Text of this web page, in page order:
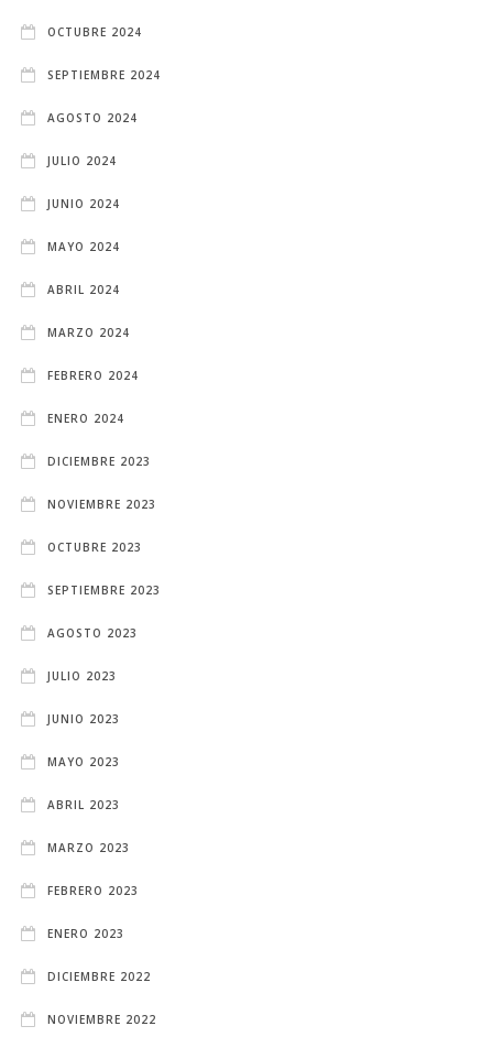
OCTUBRE 2024
SEPTIEMBRE 2024
AGOSTO 2024
JULIO 2024
JUNIO 2024
MAYO 2024
ABRIL 2024
MARZO 2024
FEBRERO 2024
ENERO 2024
DICIEMBRE 2023
NOVIEMBRE 2023
OCTUBRE 2023
SEPTIEMBRE 2023
AGOSTO 2023
JULIO 2023
JUNIO 2023
MAYO 2023
ABRIL 2023
MARZO 2023
FEBRERO 2023
ENERO 2023
DICIEMBRE 2022
NOVIEMBRE 2022